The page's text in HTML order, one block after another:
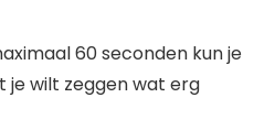
60 seconden kun je
je wilt zeggen wat erg